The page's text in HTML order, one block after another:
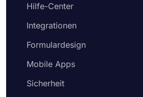
Hilfe-Center
Integrationen
Formulardesign
Mobile Apps
Sicherheit